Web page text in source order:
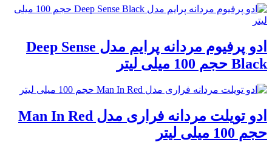
ادو پرفیوم مردانه پرایم مدل Deep Sense
Black حجم 100 میلی لیتر
ادو تویلت مردانه فراری مدل Man In Red
حجم 100 میلی لیتر